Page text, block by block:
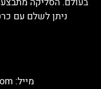
מייל:
ניתן לשלם עם